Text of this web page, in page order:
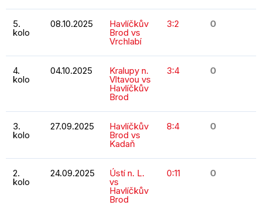
5.
kolo
08.10.2025 Havlíčkův
Brod vs
Vrchlabí
3:2 0
4.
kolo
04.10.2025 Kralupy n.
Vltavou vs
Havlíčkův
Brod
3:4 0
3.
kolo
27.09.2025 Havlíčkův
Brod vs
Kadaň
8:4 0
2.
kolo
24.09.2025 Ústí n. L.
vs
Havlíčkův
Brod
0:11 0